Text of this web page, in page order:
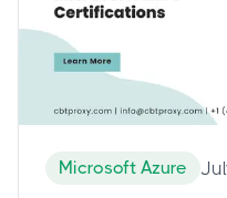
Microsoft Azure